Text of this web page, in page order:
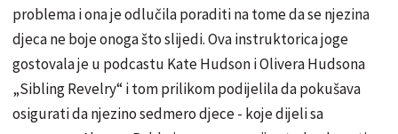
problema i ona je odlučila poraditi na tome da se njezina
djeca ne boje onoga što slijedi. Ova instruktorica joge
gostovala je u podcastu Kate Hudson i Olivera Hudsona
„Sibling Revelry“ i tom prilikom podijelila da pokušava
osigurati da njezino sedmero djece - koje dijeli sa